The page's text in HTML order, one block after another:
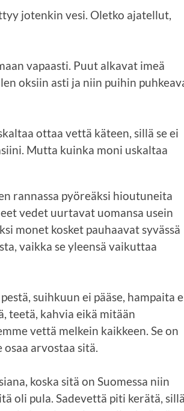
jotenkin vesi. Oletko ajatellut,
vapaasti. Puut alkavat imeä
oksiin asti ja niin puihin
ottaa vettä käteen, sillä se ei
Mutta kuinka moni uskaltaa
rannassa pyöreäksi hioutuneita
vedet uurtavat uomansa usein
monet kosket pau­haavat syvässä
vaikka se yleensä vaikuttaa
suihkuun ei pääse, hampaita
teetä, kahvia eikä mitään
vettä melkein kaikkeen. Se on
arvostaa sitä.
koska sitä on Suomessa niin
oli pula. Sadevettä piti kerätä, sillä